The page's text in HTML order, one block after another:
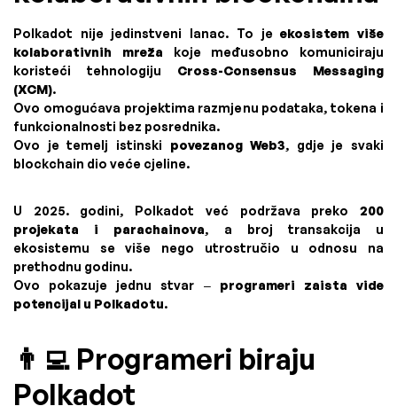
Polkadot nije jedinstveni lanac. To jeekosistem više
kolaborativnih mreža koje međusobno komuniciraju
koristeći tehnologiju Cross-Consensus Messaging
(XCM).
Ovo omogućava projektima razmjenu podataka, tokena i
funkcionalnosti bez posrednika.
Ovo je temelj istinski povezanog Web3, gdje je svaki
blockchain dio veće cjeline.
U 2025. godini, Polkadot već podržava preko 200
projekata i parachainova, a broj transakcija u
ekosistemu se više nego utrostručio u odnosu na
prethodnu godinu.
Ovo pokazuje jednu stvar – programeri zaista vide
potencijal u Polkadotu.
👨‍💻 Programeri biraju
Polkadot